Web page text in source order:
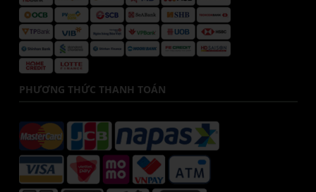
PHƯƠNG THỨC THANH TOÁN